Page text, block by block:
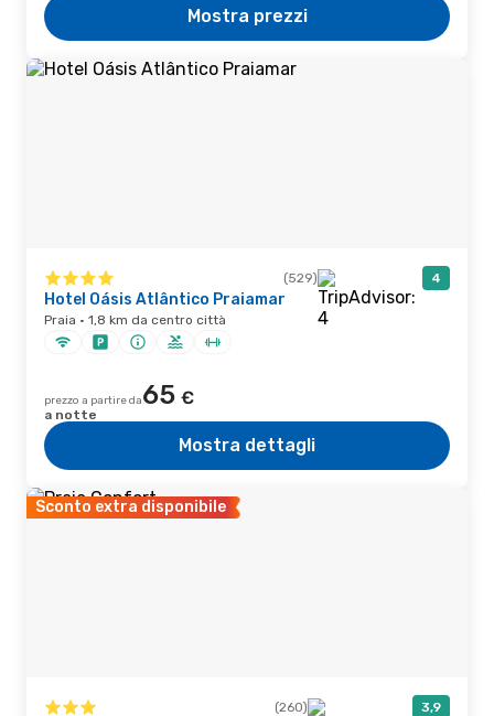
Mostra prezzi
(529) 4
Hotel Oásis Atlântico Praiamar
Praia · 1,8 km da centro città
prezzo a partire da65 €
a notte
Mostra dettagli
Sconto extra disponibile
(260) 3,9